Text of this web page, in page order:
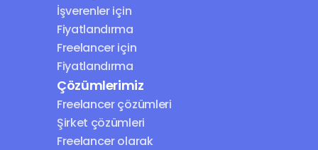
İşverenler için
Fiyatlandırma
Freelancer için
Fiyatlandırma
Çözümlerimiz
Freelancer çözümleri
Şirket çözümleri
Freelancer olarak